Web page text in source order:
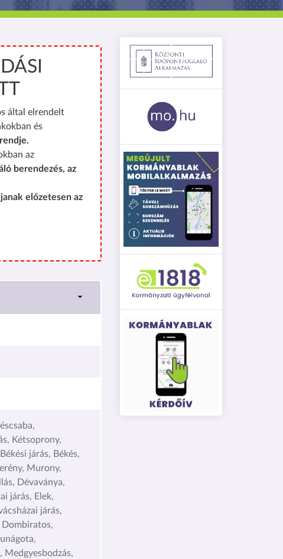
által elrendelt
és
az
berendezés, az
előzetesen az
Kétsoprony,
járás, Békés,
Murony,
Dévaványa,
járás, Elek,
járás,
Dombiratos,
Medgyesbodzás,